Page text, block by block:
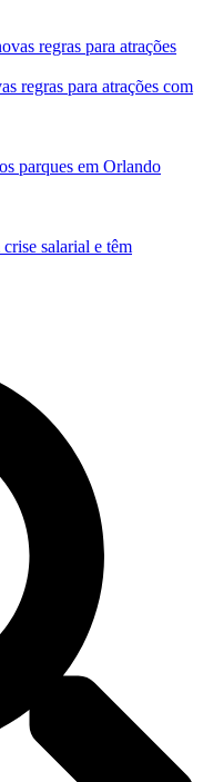
regras para atrações com
parques em Orlando
salarial e têm